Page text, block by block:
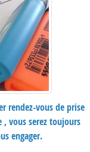
rendez-vous de prise
, vous serez toujours
engager.